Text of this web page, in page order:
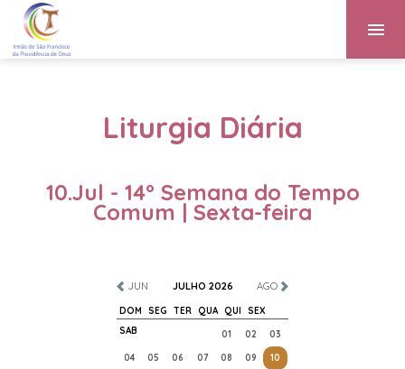
Liturgia Diária
10.Jul - 14º Semana do Tempo
Comum | Sexta-feira
JUN JULHO 2026 AGO
DOM SEG TER QUA QUI
SEX
SAB
01 02
03
04
05 06 07 08 09
10